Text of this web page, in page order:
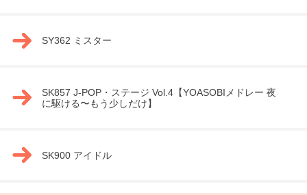
SY362 ミスター
SK857 J-POP・ステージ Vol.4【YOASOBIメドレー 夜
に駆ける〜もう少しだけ】
SK900 アイドル